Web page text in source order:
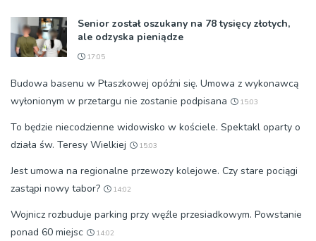
Senior został oszukany na 78 tysięcy złotych,
ale odzyska pieniądze
17:05
Budowa basenu w Ptaszkowej opóźni się. Umowa z wykonawcą
wyłonionym w przetargu nie zostanie podpisana
15:03
To będzie niecodzienne widowisko w kościele. Spektakl oparty o
działa św. Teresy Wielkiej
15:03
Jest umowa na regionalne przewozy kolejowe. Czy stare pociągi
zastąpi nowy tabor?
14:02
Wojnicz rozbuduje parking przy węźle przesiadkowym. Powstanie
ponad 60 miejsc
14:02